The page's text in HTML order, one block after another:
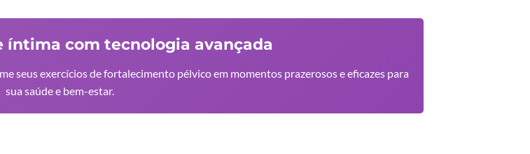
íntima com tecnologia avançada
seus exercícios de fortalecimento pélvico em momentos prazerosos e eficazes para
sua saúde e bem-estar.